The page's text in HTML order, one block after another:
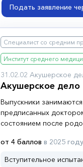
Подать заявление
Специалист со средним
Институт среднего
31.02.02 Акушерское
Акушерское дело
Выпускники
предписанных
состоянием после
родильных домах.
качестве медсестер
от 4 баллов в 2025 году
Вступительное